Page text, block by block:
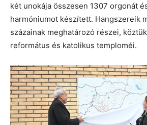
két unokája összesen 1307 orgonát
harmóniumot készített. Hangszereik
százainak meghatározó részei,
református és katolikus temploméi.